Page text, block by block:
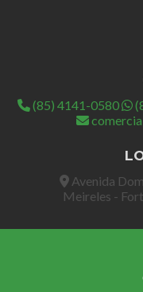
(85) 4141-0580
Avenida
Meireles -